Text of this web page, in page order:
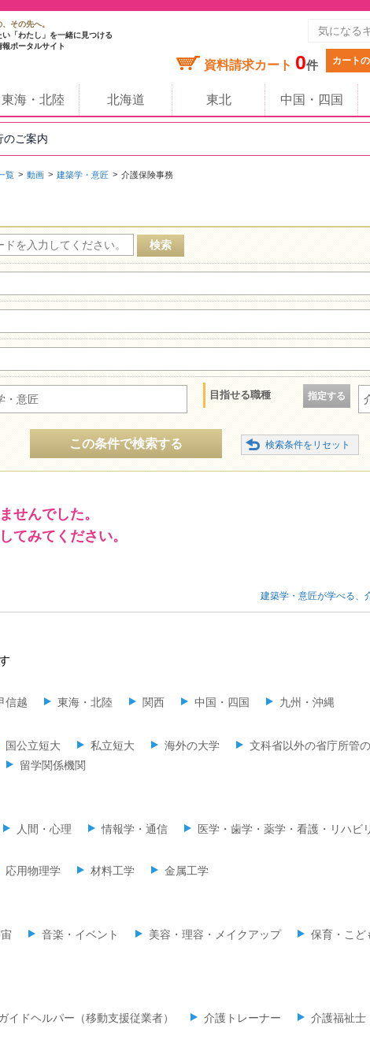
その先へ。
い「わたし」を一緒に見つける
報ポータルサイト
資料請求カート 0件 カート
東海・北陸 北海道 東北 中国・四国
のご案内
覧 動画 建築学・意匠 介護保険事務
・意匠 目指せる職種 指定する
この条件で検索する
せんでした。
てみてください。
建築学・意匠が学べる、
信越 東海・北陸 関西 中国・四国 九州・沖縄
国公立短大 私立短大 海外の大学 文科省以外の省庁所管
留学関係機関
人間・心理 情報学・通信 医学・歯学・薬学・看護・リハビ
応用物理学 材料工学 金属工学
音楽・イベント 美容・理容・メイクアップ 保育・こど
イドヘルパー（移動支援従業者） 介護トレーナー
介護福祉士